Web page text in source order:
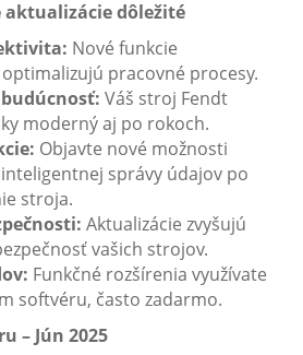
aktualizácie dôležité
Nové funkcie
pracovné procesy.
Váš stroj Fendt
moderný aj po rokoch.
Objavte nové možnosti
inteligentnej správy údajov po
stroja.
Aktualizácie zvyšujú
vašich strojov.
Funkčné rozšírenia využívate
softvéru, často zadarmo.
– Jún 2025